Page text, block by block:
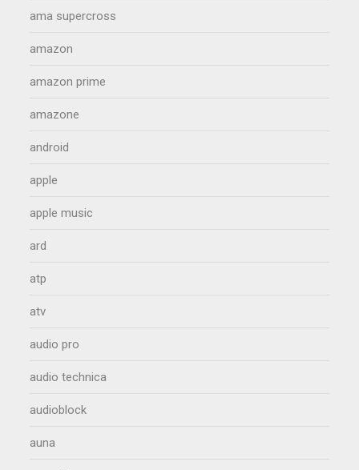
ama supercross
amazon
amazon prime
amazone
android
apple
apple music
ard
atp
atv
audio pro
audio technica
audioblock
auna